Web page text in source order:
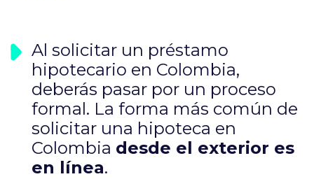
Al solicitar un préstamo
hipotecario en Colombia,
deberás pasar por un proceso
formal. La forma más común de
solicitar una hipoteca en
Colombia desde el exterior es
en línea.